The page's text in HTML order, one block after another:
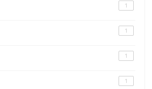
1
1
1
1